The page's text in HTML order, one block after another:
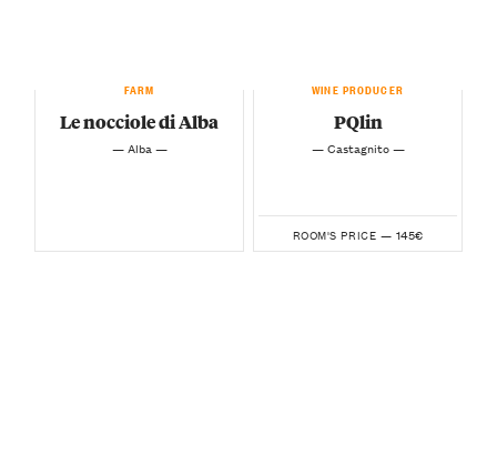
FARM
Le nocciole di Alba
— Alba —
WINE PRODUCER
PQlin
— Castagnito —
ROOM'S PRICE — 145€